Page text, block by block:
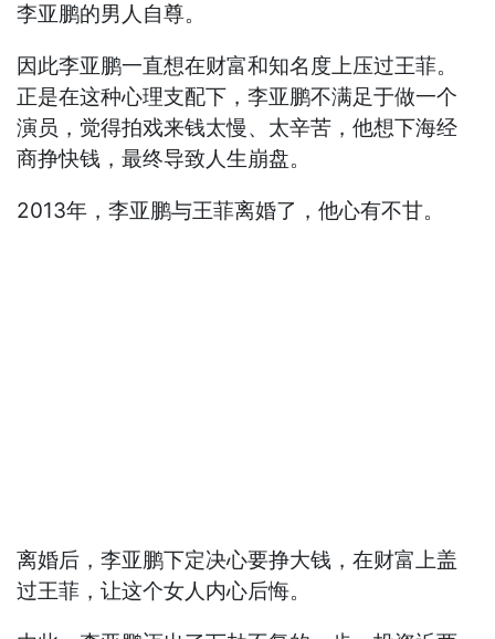
李亚鹏的男人自尊。
因此李亚鹏一直想在财富和知名度上压过王菲。
正是在这种心理支配下，李亚鹏不满足于做一个
演员，觉得拍戏来钱太慢、太辛苦，他想下海经
商挣快钱，最终导致人生崩盘。
2013年，李亚鹏与王菲离婚了，他心有不甘。
离婚后，李亚鹏下定决心要挣大钱，在财富上盖
过王菲，让这个女人内心后悔。